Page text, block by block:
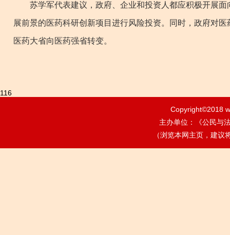
苏学军代表建议，政府、企业和投资人都应积极开展面
展前景的医药科研创新项目进行风险投资。同时，政府对
医药大省向医药强省转变。
116
Copyright©2018
主办单位：《公民与
（浏览本网主页，建